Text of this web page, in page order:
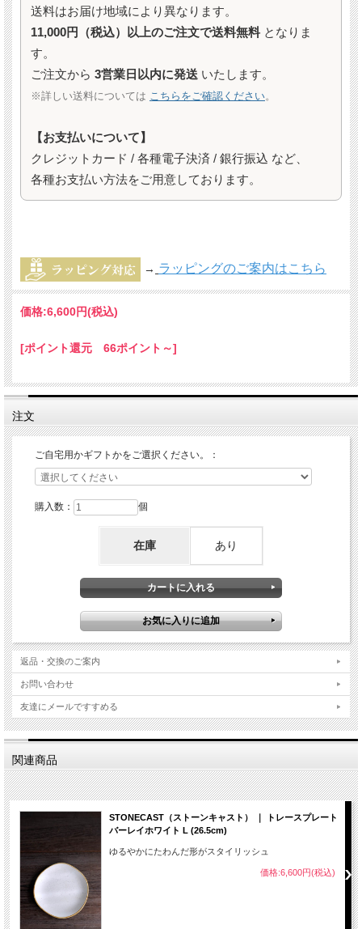
送料はお届け地域により異なります。
11,000円（税込）以上のご注文で送料無料 となりま
す。
ご注文から 3営業日以内に発送 いたします。
※詳しい送料については こちらをご確認ください。
【お支払いについて】
クレジットカード / 各種電子決済 / 銀行振込 など、
各種お支払い方法をご用意しております。
→ ラッピングのご案内はこちら
価格:6,600円(税込)
[ポイント還元 66ポイント～]
注文
ご自宅用かギフトかをご選択ください。：
購入数： 個
在庫 あり
返品・交換のご案内
お問い合わせ
友達にメールですすめる
関連商品
STONECAST（ストーンキャスト） ｜ トレースプレート
バーレイホワイト L (26.5cm)
ゆるやかにたわんだ形がスタイリッシュ
価格:6,600円(税込)